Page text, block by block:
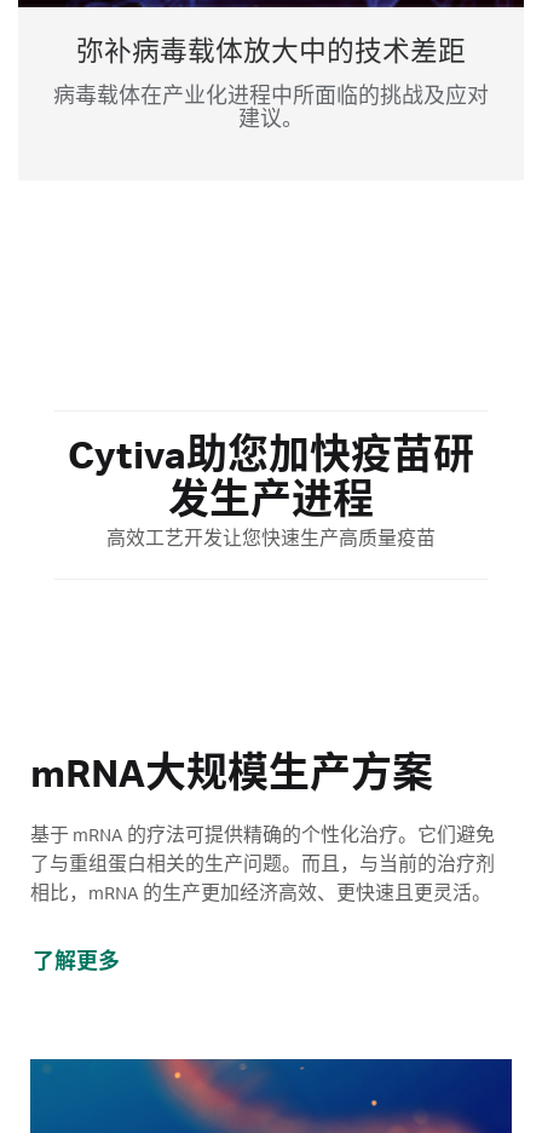
弥补病毒载体放大中的技术差距
病毒载体在产业化进程中所面临的挑战及应对
建议。
Cytiva助您加快疫苗研
发生产进程
高效工艺开发让您快速生产高质量疫苗
mRNA大规模生产方案
基于 mRNA 的疗法可提供精确的个性化治疗。它们避免
了与重组蛋白相关的生产问题。而且，与当前的治疗剂
相比，mRNA 的生产更加经济高效、更快速且更灵活。
了解更多